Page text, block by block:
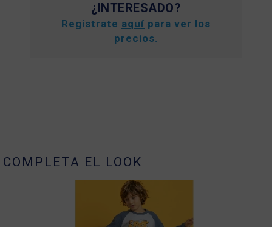
¿INTERESADO?
Registrate aquí para ver los
precios.
COMPLETA EL LOOK